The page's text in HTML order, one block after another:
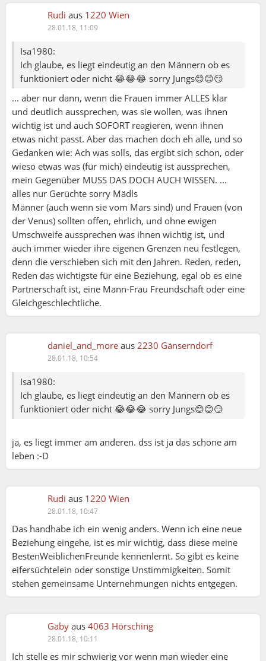
Rudi aus 1220 Wien
28.01.18, 11:09
Isa1980:
Ich glaube, es liegt eindeutig an den Männern ob es
funktioniert oder nicht 😂😂😂 sorry Jungs😊😊😏
... aber nur dann, wenn die Frauen immer ALLES klar
und deutlich aussprechen, was sie wollen, was ihnen
wichtig ist und auch SOFORT reagieren, wenn ihnen
etwas nicht passt. Aber das machen doch eh alle, und so
Gedanken wie: Ach was solls, das ergibt sich schon, oder
wieso etwas was (für mich) eindeutig ist aussprechen,
mein Gegenüber MUSS DAS DOCH AUCH WISSEN. ...
alles nur Gerüchte sorry Mädls
Männer (auch wenn sie vom Mars sind) und Frauen (von
der Venus) sollten offen, ehrlich, und ohne ewigen
Umschweife aussprechen was ihnen wichtig ist, und
auch immer wieder ihre eigenen Grenzen neu festlegen,
denn die verschieben sich mit den Jahren. Reden, reden,
Reden das wichtigste für eine Beziehung, egal ob es eine
Partnerschaft ist, eine Mann-Frau Freundschaft oder eine
Gleichgeschlechtliche.
daniel_and_more aus 2230 Gänserndorf
28.01.18, 10:54
Isa1980:
Ich glaube, es liegt eindeutig an den Männern ob es
funktioniert oder nicht 😂😂😂 sorry Jungs😊😊😏
ja, es liegt immer am anderen. dss ist ja das schöne am
leben :-D
Rudi aus 1220 Wien
28.01.18, 10:47
Das handhabe ich ein wenig anders. Wenn ich eine neue
Beziehung eingehe, ist es mir wichtig, dass diese meine
BestenWeiblichenFreunde kennenlernt. So gibt es keine
eifersüchtelein oder sonstige Unstimmigkeiten. Somit
stehen gemeinsame Unternehmungen nichts entgegen.
Gaby aus 4063 Hörsching
28.01.18, 10:11
Ich stelle es mir schwierig vor wenn man wieder eine